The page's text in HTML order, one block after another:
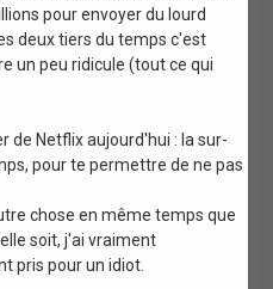
pour envoyer du lourd
deux tiers du temps c'est
un peu ridicule (tout ce qui
de Netflix aujourd'hui : la sur-
pour te permettre de ne pas
chose en même temps que
soit, j'ai vraiment
pris pour un idiot.